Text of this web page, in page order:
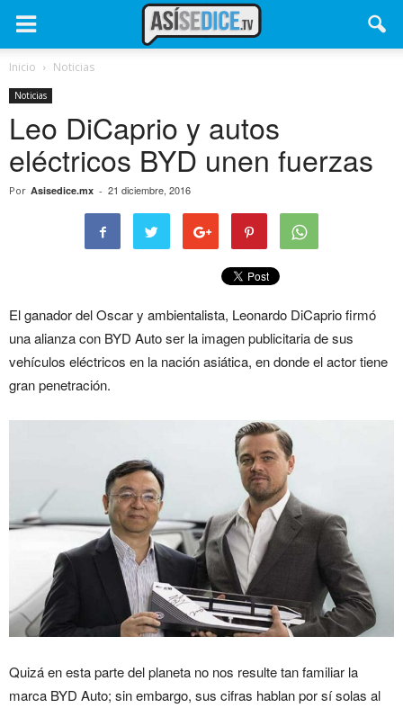
Inicio Noticias
Noticias
Leo DiCaprio y autos
eléctricos BYD unen fuerzas
Por Asisedice.mx - 21 diciembre, 2016
El ganador del Oscar y ambientalista, Leonardo DiCaprio firmó
una alianza con BYD Auto ser la imagen publicitaria de sus
vehículos eléctricos en la nación asiática, en donde el actor tiene
gran penetración.
Quizá en esta parte del planeta no nos resulte tan familiar la
marca BYD Auto; sin embargo, sus cifras hablan por sí solas al